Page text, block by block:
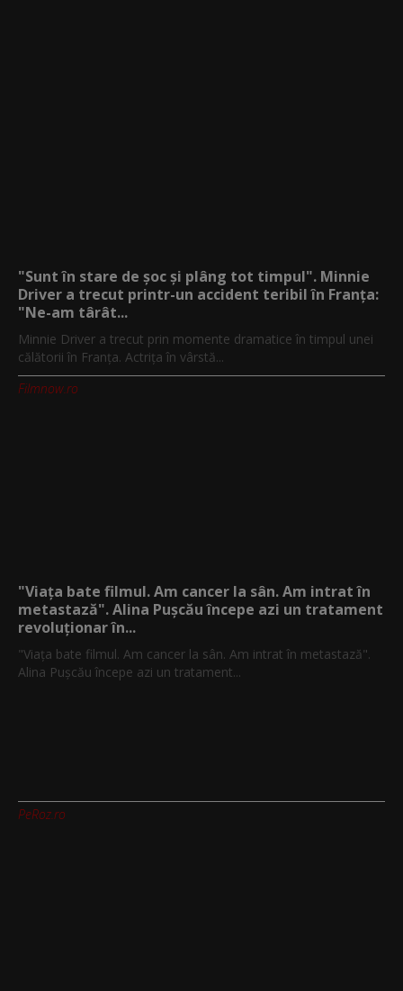
"Sunt în stare de șoc și plâng tot timpul". Minnie
Driver a trecut printr-un accident teribil în Franța:
"Ne-am târât...
Minnie Driver a trecut prin momente dramatice în timpul unei
călătorii în Franța. Actrița în vârstă...
Filmnow.ro
"Viața bate filmul. Am cancer la sân. Am intrat în
metastază". Alina Pușcău începe azi un tratament
revoluționar în...
"Viața bate filmul. Am cancer la sân. Am intrat în metastază".
Alina Pușcău începe azi un tratament...
PeRoz.ro